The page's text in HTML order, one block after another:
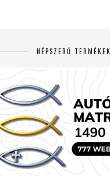
NÉPSZERŰ TERMÉKEK